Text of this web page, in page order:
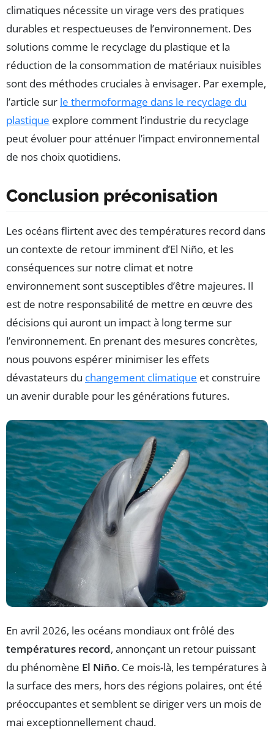
climatiques nécessite un virage vers des pratiques
durables et respectueuses de l’environnement. Des
solutions comme le recyclage du plastique et la
réduction de la consommation de matériaux nuisibles
sont des méthodes cruciales à envisager. Par exemple,
l’article sur le thermoformage dans le recyclage du
plastique explore comment l’industrie du recyclage
peut évoluer pour atténuer l’impact environnemental
de nos choix quotidiens.
Conclusion préconisation
Les océans flirtent avec des températures record dans
un contexte de retour imminent d’El Niño, et les
conséquences sur notre climat et notre
environnement sont susceptibles d’être majeures. Il
est de notre responsabilité de mettre en œuvre des
décisions qui auront un impact à long terme sur
l’environnement. En prenant des mesures concrètes,
nous pouvons espérer minimiser les effets
dévastateurs du changement climatique et construire
un avenir durable pour les générations futures.
En avril 2026, les océans mondiaux ont frôlé des
températures record, annonçant un retour puissant
du phénomène El Niño. Ce mois-là, les températures à
la surface des mers, hors des régions polaires, ont été
préoccupantes et semblent se diriger vers un mois de
mai exceptionnellement chaud.